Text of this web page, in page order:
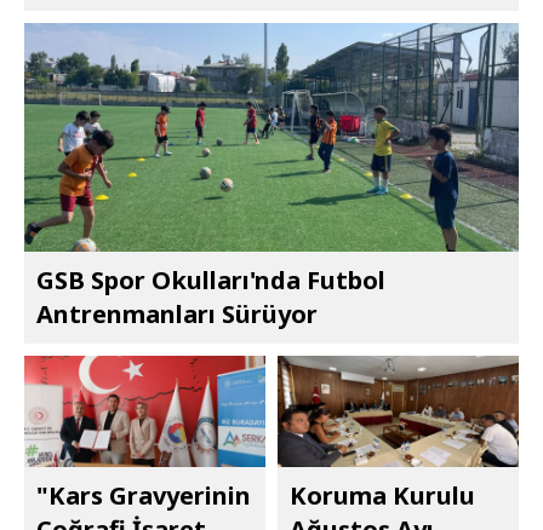
GSB Spor Okulları'nda Futbol
Antrenmanları Sürüyor
"Kars Gravyerinin
Koruma Kurulu